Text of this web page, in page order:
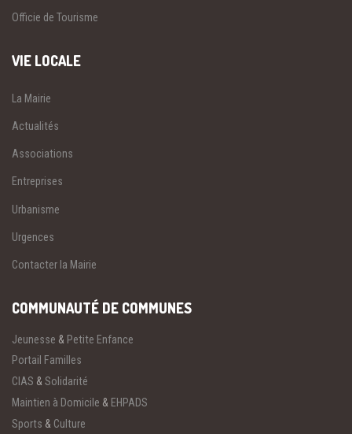
Officie de Tourisme
VIE LOCALE
La Mairie
Actualités
Associations
Entreprises
Urbanisme
Urgences
Contacter la Mairie
COMMUNAUTÉ DE COMMUNES
Jeunesse & Petite Enfance
Portail Familles
CIAS &Solidarité
Maintien à Domicile & EHPADS
Sports & Culture